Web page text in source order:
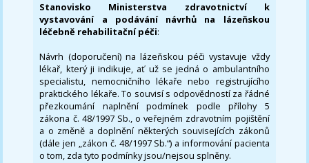
Stanovisko Ministerstva zdravotnictví k
vystavování a podávání návrhů na lázeňskou
léčebně rehabilitační péči:
Návrh (doporučení) na lázeňskou péči vystavuje vždy
lékař, který ji indikuje, ať už se jedná o ambulantního
specialistu, nemocničního lékaře nebo registrujícího
praktického lékaře. To souvisí s odpovědností za řádné
přezkoumání naplnění podmínek podle přílohy 5
zákona č. 48/1997 Sb., o veřejném zdravotním pojištění
a o změně a doplnění některých souvisejících zákonů
(dále jen „zákon č. 48/1997 Sb.“) a informování pacienta
o tom, zda tyto podmínky jsou/nejsou splněny.